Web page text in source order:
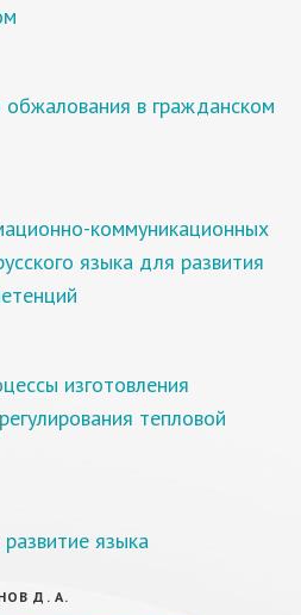
в гражданском
коммуникационных
языка для развития
изготовления
тепловой
языка
Д. А.